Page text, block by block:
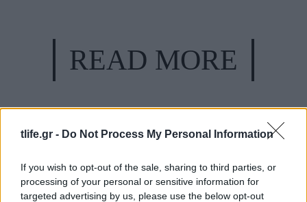
tlife.gr - Do Not Process My Personal Information
If you wish to opt-out of the sale, sharing to third parties, or
processing of your personal or sensitive information for
targeted advertising by us, please use the below opt-out
READ MORE